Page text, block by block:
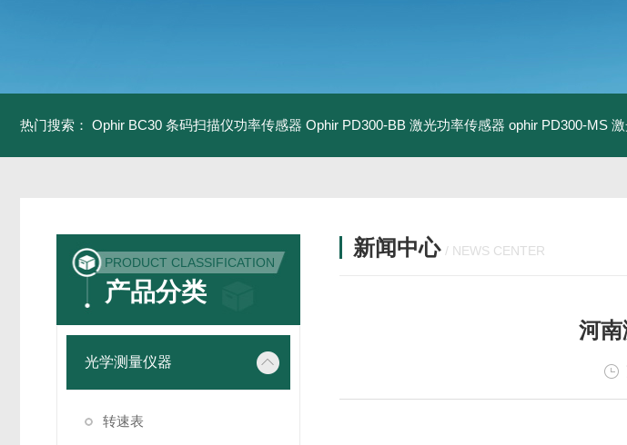
热门搜索： Ophir BC30 条码扫描仪功率传感器 Ophir PD300-BB 激光功率传感器 ophir PD300-MS
PRODUCT CLASSIFICATION
产品分类
光学测量仪器
转速表
新闻中心 / NEWS CENTER
河